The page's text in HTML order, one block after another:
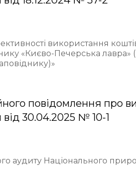
використання
«Києво-Печерська лавра»
повідомлення про
30.04.2025 № 10-1
аудиту Національного